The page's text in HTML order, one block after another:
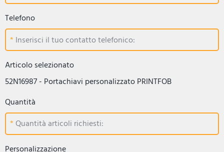
Telefono
Inserisci il tuo contatto telefonico:
Articolo selezionato
52N16987 - Portachiavi personalizzato PRINTFOB
Quantità
Quantità articoli richiesti:
Personalizzazione